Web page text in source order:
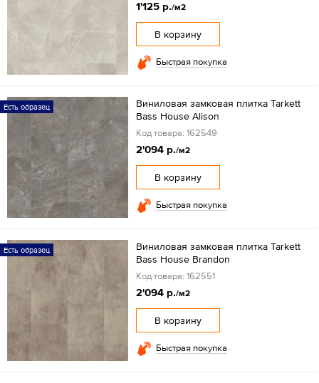
1'125 р./м2
В корзину
Быстрая покупка
Есть образец
Виниловая замковая плитка Tarkett
Bass House Alison
Код товара: 162549
2'094 р./м2
В корзину
Быстрая покупка
Есть образец
Виниловая замковая плитка Tarkett
Bass House Brandon
Код товара: 162551
2'094 р./м2
В корзину
Быстрая покупка